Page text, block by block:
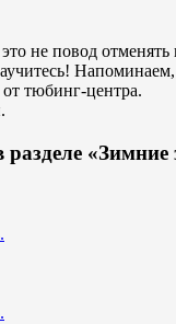
не повод
тюбинг-центра.
«Зимние